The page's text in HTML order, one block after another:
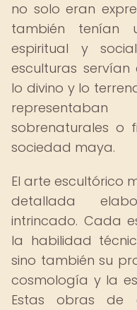
no solo eran
también tenían
espiritual y
esculturas
lo divino y lo
sobrenaturales o
sociedad maya.
El arte escultórico
detallada
intrincado. Cada
la habilidad
sino también su
cosmología y la
Estas obras de